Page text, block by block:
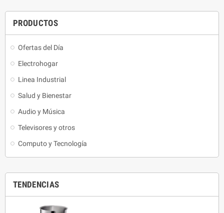
PRODUCTOS
Ofertas del Día
Electrohogar
Linea Industrial
Salud y Bienestar
Audio y Música
Televisores y otros
Computo y Tecnología
TENDENCIAS